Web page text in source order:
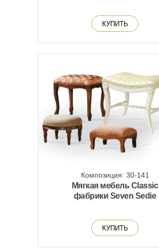
КУПИТЬ
Композиция: 30-141
Мягкая мебель Classic
фабрики Seven Sedie
КУПИТЬ